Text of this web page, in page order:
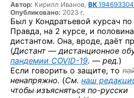
Автор: Кирилл Иванов, ВК194693304
Опубликовано: 2023 г.
Был у Кондратьевой курсач
Правда, на 2 курсе, и
дистантом. Она, вроде, даёт
(Дистант — дистанционное
пандемии COVID-19. — ред.)
Если говорить о защите, то
ненапряжно. (См. наш
чтобы изъясняться по-русски